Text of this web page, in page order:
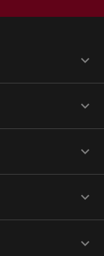



keyboard_arrow_down
